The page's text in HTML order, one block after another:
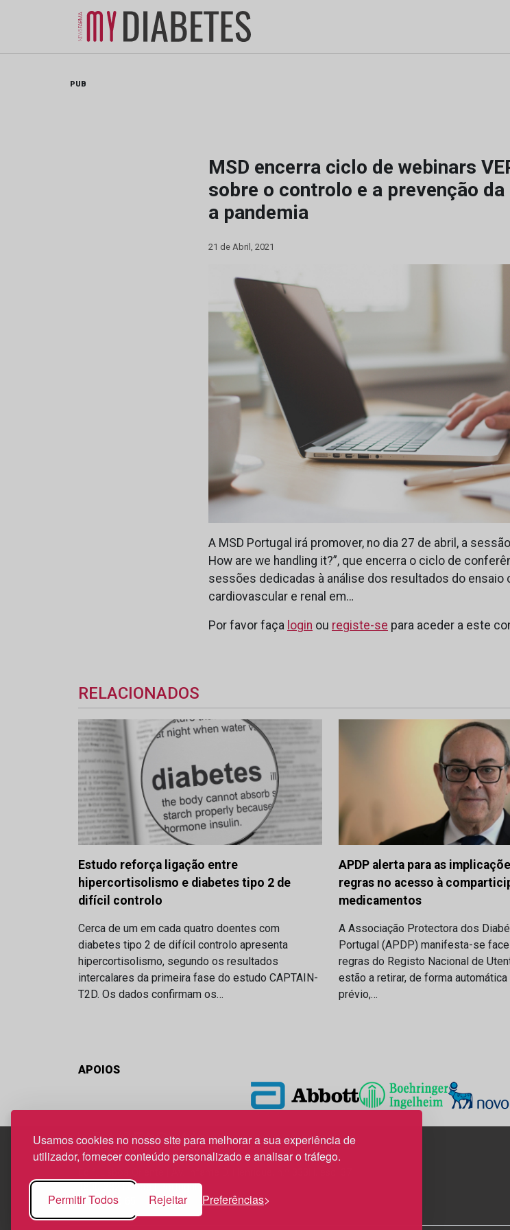
Usamos cookies no nosso site para melhorar a sua experiência de
utilizador, fornecer conteúdo personalizado e analisar o tráfego.
Permitir Todos Rejeitar Preferências
Skip
PUB
MSD encerra ciclo de webinars
sobre o controlo e a prevenção
a pandemia
21 de Abril, 2021
A MSD Portugal irá promover, no dia 27 de abril, a
How are we handling it?”, que encerra o ciclo de
sessões dedicadas à análise dos resultados do ensaio
cardiovascular e renal em…
Por favor faça login ou registe-se para aceder a este
RELACIONADOS
Estudo reforça ligação entre
hipercortisolismo e diabetes tipo 2 de
difícil controlo
Cerca de um em cada quatro doentes com
diabetes tipo 2 de difícil controlo apresenta
hipercortisolismo, segundo os resultados
intercalares da primeira fase do estudo CAPTAIN-
T2D. Os dados confirmam os…
APDP alerta para as
regras no acesso à
medicamentos
A Associação Protectora dos
Portugal (APDP) manifesta-se
regras do Registo Nacional de
estão a retirar, de forma
prévio,…
APOIOS
1800-282 Lisboa | Portugal
21 850 40 65